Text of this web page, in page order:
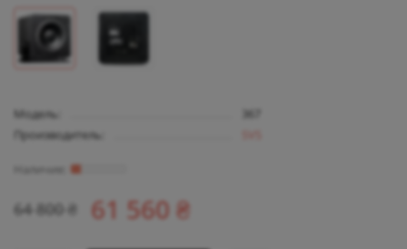
Модель:
367
Производитель:
64 800 ₴ 61 560 ₴